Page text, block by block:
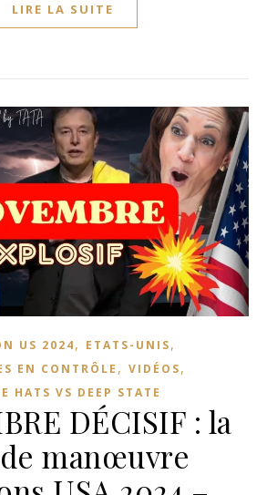
LIRE LA SUITE
US 2024, ETATS-UNIS,
EN CONTRÔLE , VIDÉOS,
HATS VS DEEP STATE
DÉCISIF : la
manœuvre